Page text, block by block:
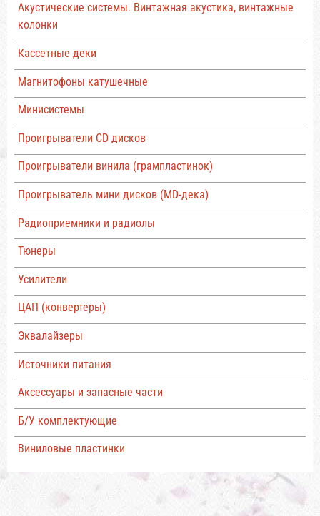
Акустические системы. Винтажная акустика, винтажные
колонки
Кассетные деки
Магнитофоны катушечные
Минисистемы
Проигрыватели CD дисков
Проигрыватели винила (грампластинок)
Проигрыватель мини дисков (MD-дека)
Радиоприемники и радиолы
Тюнеры
Усилители
ЦАП (конвертеры)
Эквалайзеры
Источники питания
Аксессуары и запасные части
Б/У комплектующие
Виниловые пластинки